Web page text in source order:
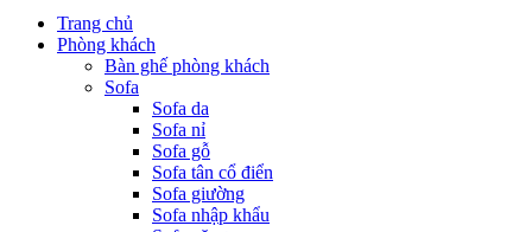
Trang chủ
Phòng khách
Bàn ghế phòng khách
Sofa
Sofa da
Sofa nỉ
Sofa gỗ
Sofa tân cổ điển
Sofa giường
Sofa nhập khẩu